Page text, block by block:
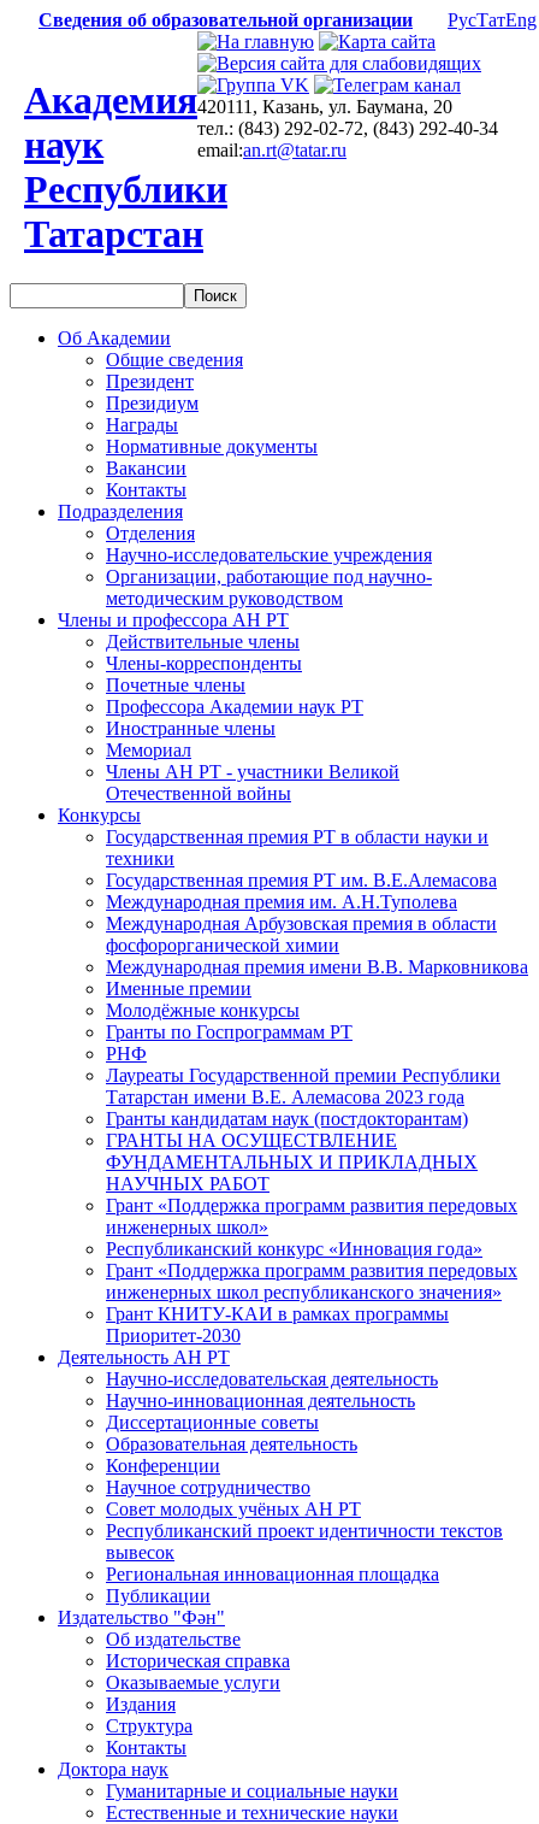
Сведения об образовательной организации РусТатEng
Академия
наук
Республики
Татарстан
420111, Казань, ул. Баумана, 20
тел.: (843) 292-02-72, (843) 292-40-34
email:an.rt@tatar.ru
Об Академии
Общие сведения
Президент
Президиум
Награды
Нормативные документы
Вакансии
Контакты
Подразделения
Отделения
Научно-исследовательские учреждения
Организации, работающие под научно-
методическим руководством
Члены и профессора АН РТ
Действительные члены
Члены-корреспонденты
Почетные члены
Профессора Академии наук РТ
Иностранные члены
Мемориал
Члены АН РТ - участники Великой
Отечественной войны
Конкурсы
Государственная премия РТ в области науки и
техники
Государственная премия РТ им. В.Е.Алемасова
Международная премия им. А.Н.Туполева
Международная Арбузовская премия в области
фосфорорганической химии
Международная премия имени В.В. Марковникова
Именные премии
Молодёжные конкурсы
Гранты по Госпрограммам РТ
РНФ
Лауреаты Государственной премии Республики
Татарстан имени В.Е. Алемасова 2023 года
Гранты кандидатам наук (постдокторантам)
ГРАНТЫ НА ОСУЩЕСТВЛЕНИЕ
ФУНДАМЕНТАЛЬНЫХ И ПРИКЛАДНЫХ
НАУЧНЫХ РАБОТ
Грант «Поддержка программ развития передовых
инженерных школ»
Республиканский конкурс «Инновация года»
Грант «Поддержка программ развития передовых
инженерных школ республиканского значения»
Грант КНИТУ-КАИ в рамках программы
Приоритет-2030
Деятельность АН РТ
Научно-исследовательская деятельность
Научно-инновационная деятельность
Диссертационные советы
Образовательная деятельность
Конференции
Научное сотрудничество
Совет молодых учёных АН РТ
Республиканский проект идентичности текстов
вывесок
Региональная инновационная площадка
Публикации
Издательство "Фән"
Об издательстве
Историческая справка
Оказываемые услуги
Издания
Структура
Контакты
Доктора наук
Гуманитарные и социальные науки
Естественные и технические науки